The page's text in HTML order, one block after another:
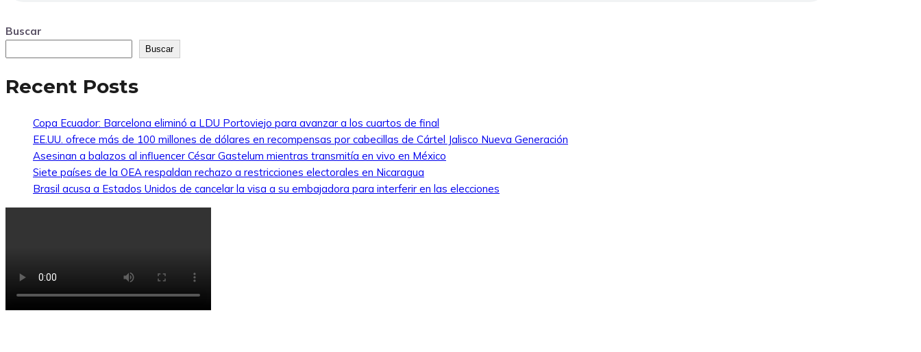
Buscar
Buscar
Recent Posts
Copa Ecuador: Barcelona eliminó a LDU Portoviejo para avanzar a los cuartos de final
EE.UU. ofrece más de 100 millones de dólares en recompensas por cabecillas de Cártel Jalisco Nueva Generación
Asesinan a balazos al influencer César Gastelum mientras transmitía en vivo en México
Siete países de la OEA respaldan rechazo a restricciones electorales en Nicaragua
Brasil acusa a Estados Unidos de cancelar la visa a su embajadora para interferir en las elecciones